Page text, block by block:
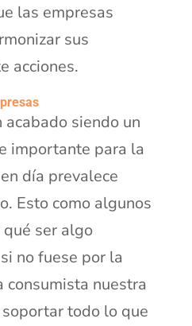
las empresas
sus
acciones.
siendo un
importante para la
día prevalece
Esto como algunos
ser algo
no fuese por la
consumista nuestra
todo lo que